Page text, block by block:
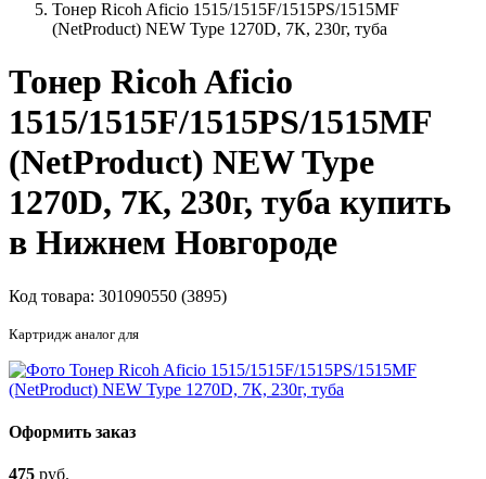
Тонер Ricoh Aficio 1515/1515F/1515PS/1515MF
(NetProduct) NEW Type 1270D, 7К, 230г, туба
Тонер Ricoh Aficio
1515/1515F/1515PS/1515MF
(NetProduct) NEW Type
1270D, 7К, 230г, туба купить
в Нижнем Новгороде
Код товара: 301090550 (3895)
Картридж аналог для
Оформить заказ
475 руб.